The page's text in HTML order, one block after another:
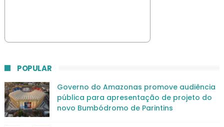
POPULAR
Governo do Amazonas promove audiência
pública para apresentação de projeto do
novo Bumbódromo de Parintins